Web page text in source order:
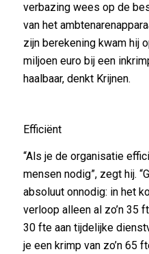
verbazing wees op de
van het
zijn berekening kwam hij
miljoen euro bij een
haalbaar, denkt Krijnen.
Efficiënt
“Als je de organisatie
mensen nodig”, zegt hij.
absoluut onnodig: in het
verloop alleen al zo’n 35
30 fte aan tijdelijke
je een krimp van zo’n 65